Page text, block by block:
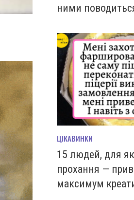
ними
ЦІКАВИНКИ
15 людей, для
прохання —
максимум